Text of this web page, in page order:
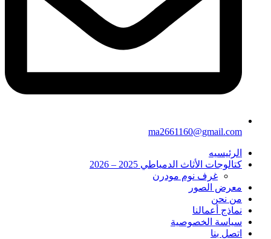
ma2661160@gmail.com
الرئيسيه
كتالوجات الأثاث الدمياطي 2025 – 2026
غرف نوم مودرن
معرض الصور
من نحن
نماذج أعمالنا
سياسة الخصوصية
اتصل بنا